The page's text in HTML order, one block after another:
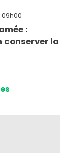
09h00
:
conserver la